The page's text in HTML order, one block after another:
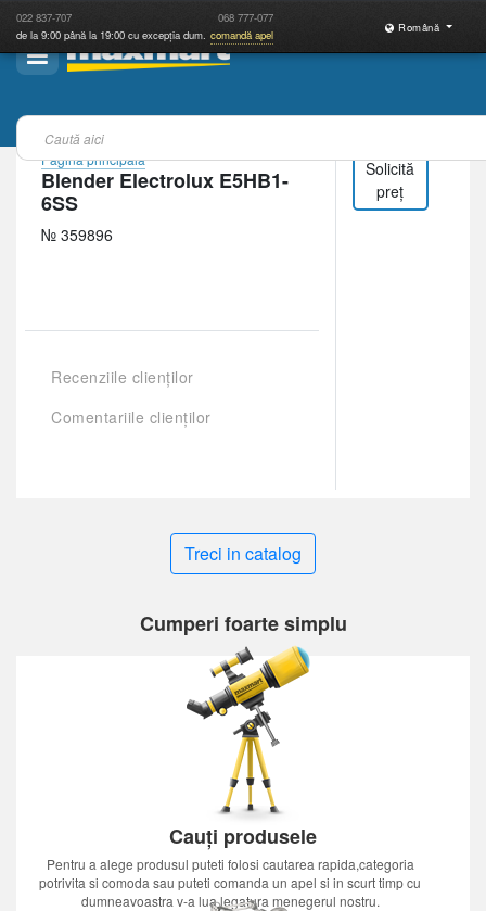
022 837-707 068 777-077
de la 9:00 până la 19:00 cu excepția dum. comandă apel
Română
Pagina principală
Blender Electrolux E5HB1-
6SS
№ 359896
Recenziile clienților
Comentariile clienților
Solicită
preț
Treci in catalog
Cumperi foarte simplu
Cauți produsele
Pentru a alege produsul puteti folosi cautarea rapida,categoria
potrivita si comoda sau puteti comanda un apel si in scurt timp cu
dumneavoastra v-a lua legatura menegerul nostru.